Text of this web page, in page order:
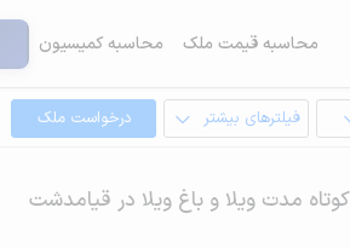
محاسبه قیمت ملک محاسبه کمیسیون
فیلترهای بیشتر درخواست ملک
کوتاه مدت ویلا و باغ ویلا در قیامدشت